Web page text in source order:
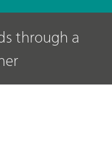
through a